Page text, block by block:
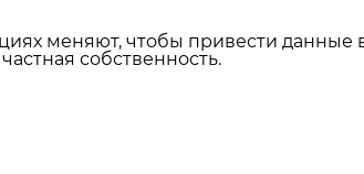
меняют, чтобы привести данные
собственность.